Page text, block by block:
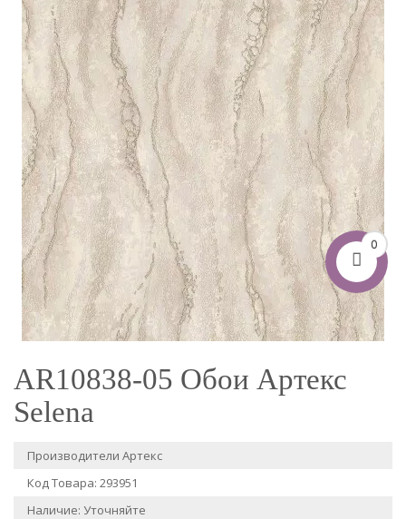
0
AR10838-05 Обои Артекс
Selena
Производители Артекс
Код Товара: 293951
Наличие: Уточняйте